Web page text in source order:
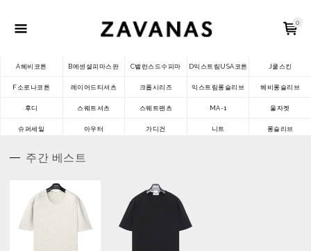
0
A헤비코튼 B에센셜피마스판 C밸런스드수피마 D익스트림USA코튼 J쿨스킨
F소로나코튼 레이어드티셔츠 크롭시리즈 익스트림롱슬리브 헤비롱슬리브
후디 스웨트셔츠 스웨트팬츠 MA-1 울자켓
슈퍼세일 아우터 가디건 니트 롱슬리브
주간 베스트